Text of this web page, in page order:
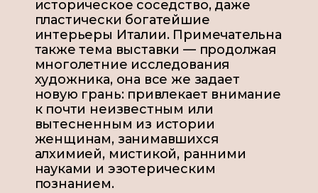
историческое соседство, даже
пластически богатейшие
интерьеры Италии. Примечательна
также тема выставки — продолжая
многолетние исследования
художника, она все же задает
новую грань: привлекает внимание
к почти неизвестным или
вытесненным из истории
женщинам, занимавшихся
алхимией, мистикой, ранними
науками и эзотерическим
познанием.